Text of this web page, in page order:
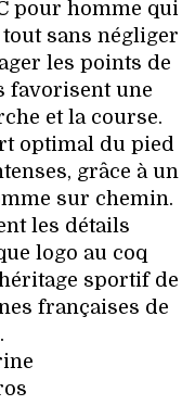
pour homme qui
sans négliger
les points de
favorisent une
et la course.
optimal du pied
grâce à un
sur chemin.
les détails
logo au coq
sportif de
françaises de